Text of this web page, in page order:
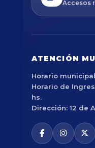
Accesos
ATENCIÓN
Horario
Horario de
hs.
Dirección: 12 de